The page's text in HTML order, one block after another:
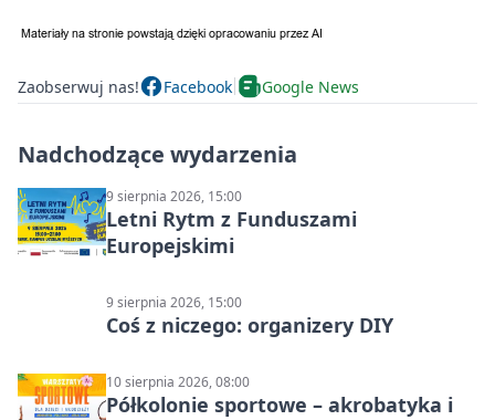
Zaobserwuj nas! Facebook Google News
Nadchodzące wydarzenia
9 sierpnia 2026, 15:00
Letni Rytm z Funduszami
Europejskimi
9 sierpnia 2026, 15:00
Coś z niczego: organizery DIY
10 sierpnia 2026, 08:00
Półkolonie sportowe – akrobatyka i